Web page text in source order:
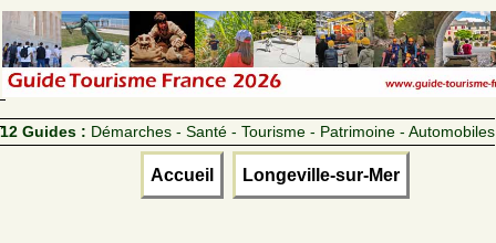
12 Guides : Démarches - Santé - Tourisme - Patrimoine - Automobiles
Accueil Longeville-sur-Mer